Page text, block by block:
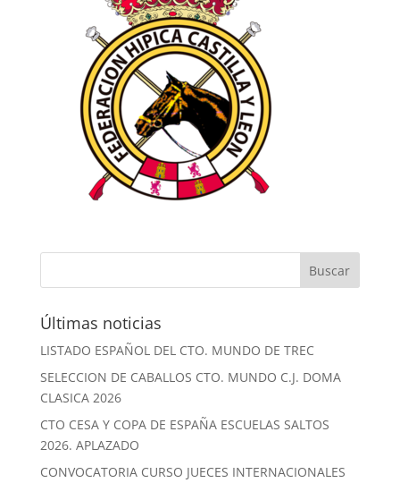
Últimas noticias
LISTADO ESPAÑOL DEL CTO. MUNDO DE TREC
SELECCION DE CABALLOS CTO. MUNDO C.J. DOMA
CLASICA 2026
CTO CESA Y COPA DE ESPAÑA ESCUELAS SALTOS
2026. APLAZADO
CONVOCATORIA CURSO JUECES INTERNACIONALES